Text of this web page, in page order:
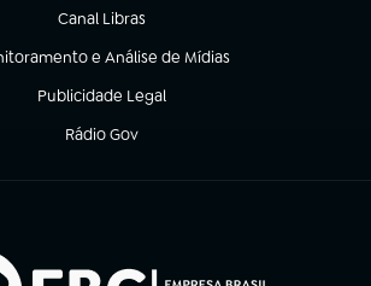
Canal Libras
(abre em nova aba)
e Análise de Mídias
em nova aba)
Publicidade Legal
(abre em nova aba)
Rádio Gov
(abre em nova aba)